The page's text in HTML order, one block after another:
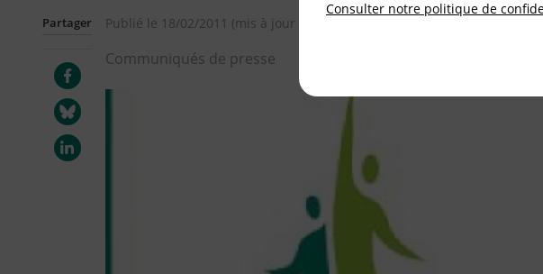
Publié le 18/02/2011 (mis à jour le
Communiqués de presse
Partager
Consulter notre politique de